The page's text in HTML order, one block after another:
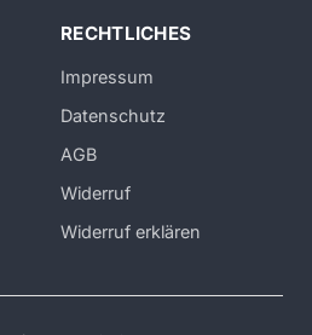
RECHTLICHES
Impressum
Datenschutz
AGB
Widerruf
Widerruf erklären